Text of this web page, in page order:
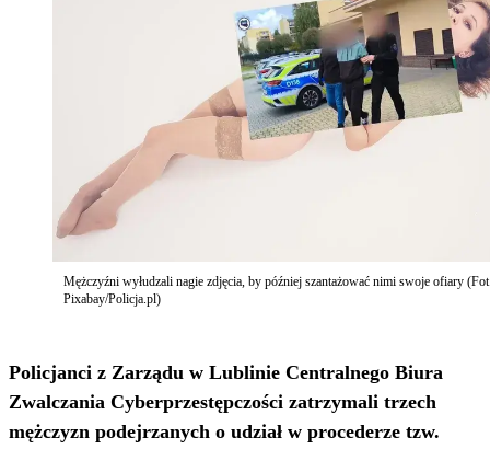
Mężczyźni wyłudzali nagie zdjęcia, by później szantażować nimi swoje ofiary
Pixabay/Policja.pl)
Policjanci z Zarządu w Lublinie Centralnego Biura
Zwalczania Cyberprzestępczości zatrzymali trzech
mężczyzn podejrzanych o udział w procederze tzw.